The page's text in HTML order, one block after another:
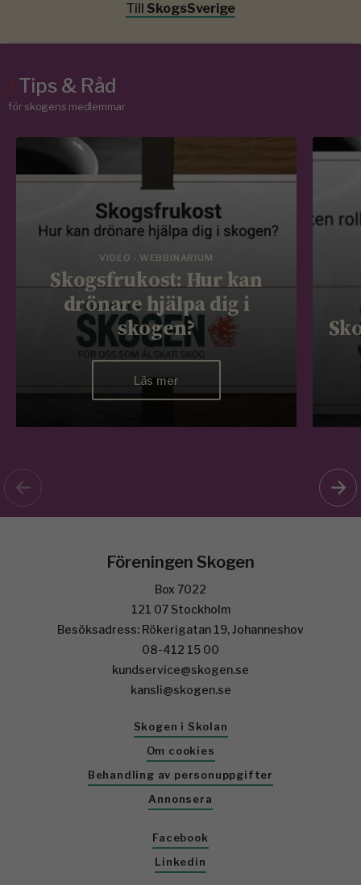
Till SkogsSverige
/Tips & Råd
för skogens medlemmar
VIDEO - WEBBINARIUM
Skogsfrukost: Hur kan
drönare hjälpa dig i
skogen?
Läs mer
Föreningen Skogen
Box 7022
121 07 Stockholm
Besöksadress: Rökerigatan 19, Johanneshov
08-412 15 00
kundservice@skogen.se
kansli@skogen.se
Skogen i Skolan
Om cookies
Behandling av personuppgifter
Annonsera
Facebook
Linkedin